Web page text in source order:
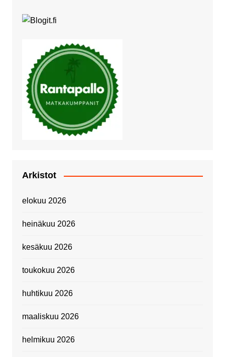
Arkistot
elokuu 2026
heinäkuu 2026
kesäkuu 2026
toukokuu 2026
huhtikuu 2026
maaliskuu 2026
helmikuu 2026